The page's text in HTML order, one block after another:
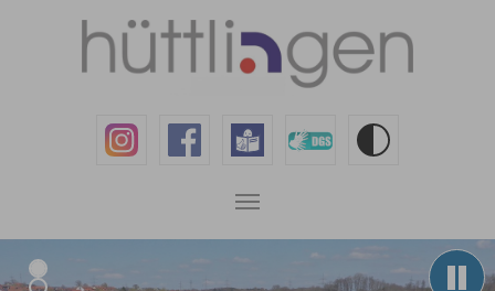
Zum Hauptinhalt springen